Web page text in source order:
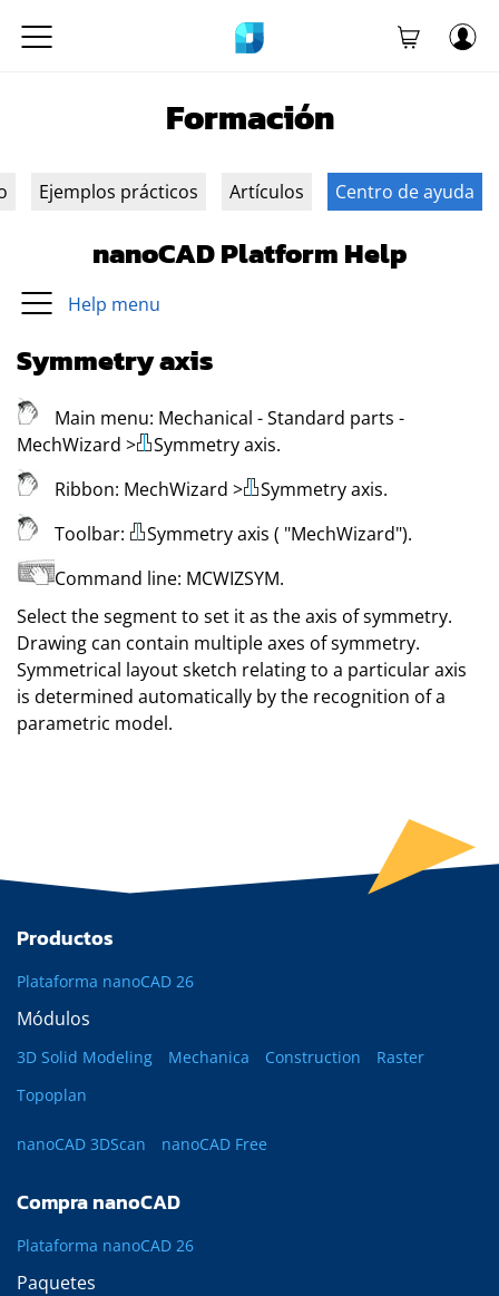
Formación
Ejemplos prácticos Artículos Centro de ayuda
nanoCAD Platform Help
Help menu
Symmetry axis
Main menu: Mechanical - Standard parts -
MechWizard > Symmetry axis.
Ribbon: MechWizard > Symmetry axis.
Toolbar:
Symmetry axis ( "MechWizard").
Command line: MCWIZSYM.
Select the segment to set it as the axis of symmetry.
Drawing can contain multiple axes of symmetry.
Symmetrical layout sketch relating to a particular axis
is determined automatically by the recognition of a
parametric model.
Productos
Plataforma nanoCAD 26
Módulos
3D Solid Modeling Mechanica Construction
Raster
Topoplan
nanoCAD 3DScan nanoCAD Free
Compra nanoCAD
Plataforma nanoCAD 26
Paquetes